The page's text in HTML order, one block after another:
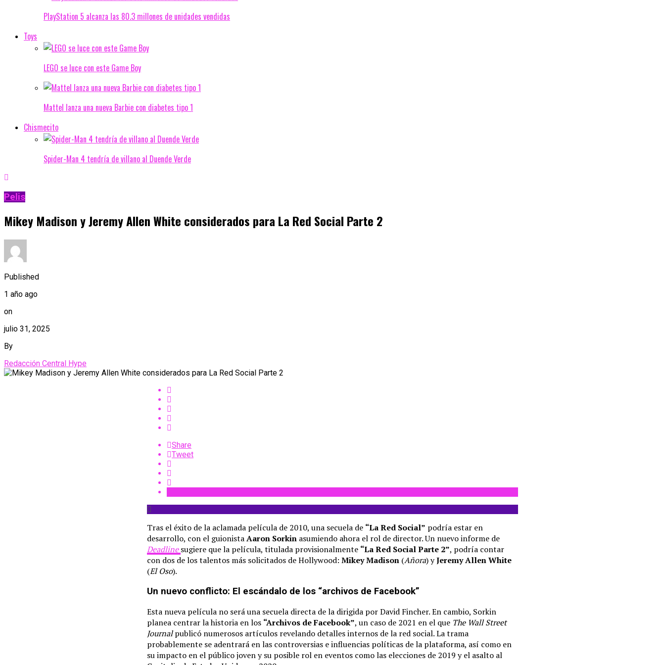
PlayStation 5 alcanza las 80.3 millones de unidades vendidas
Toys
LEGO se luce con este Game Boy
Mattel lanza una nueva Barbie con diabetes tipo 1
Chismecito
Spider-Man 4 tendría de villano al Duende Verde
Pelis
Mikey Madison y Jeremy Allen White considerados para La Red Social Parte 2
Published
1 año ago
on
julio 31, 2025
By
Redacción Central Hype
Share
Tweet
Tras el éxito de la aclamada película de 2010, una secuela de “La Red Social” podría estar en
desarrollo, con el guionistaAaron Sorkin asumiendo ahora el rol de director. Un nuevo informe de
Deadline sugiere que la película, titulada provisionalmente “La Red Social Parte 2”, podría contar
con dos de los talentos más solicitados de Hollywood: Mikey Madison (Añora) yJeremy Allen White
(El Oso).
Un nuevo conflicto: El escándalo de los “archivos de Facebook”
Esta nueva película no será una secuela directa de la dirigida por David Fincher. En cambio, Sorkin
planea centrar la historia en los “Archivos de Facebook”, un caso de 2021 en el que The Wall Street
Journalpublicó numerosos artículos revelando detalles internos de la red social. La trama
probablemente se adentrará en las controversias e influencias políticas de la plataforma, así como en
su impacto en el público joven y su posible rol en eventos como las elecciones de 2019 y el asalto al